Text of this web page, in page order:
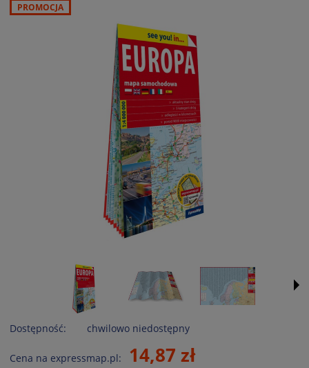
PROMOCJA
Dostępność: chwilowo niedostępny
Cena na expressmap.pl: 14,87 zł